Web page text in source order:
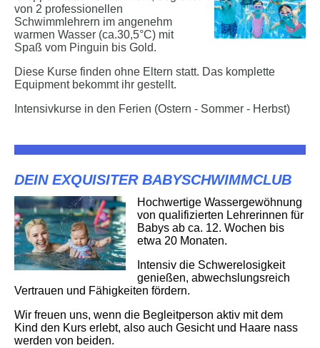
von 2 professionellen
Schwimmlehrern im angenehm
warmen Wasser (ca.30,5°C) mit
Spaß vom Pinguin bis Gold.
Diese Kurse finden ohne Eltern statt. Das komplette
Equipment bekommt ihr gestellt.
Intensivkurse in den Ferien (Ostern - Sommer - Herbst)
DEIN EXQUISITER BABYSCHWIMMCLUB
Hochwertige Wassergewöhnung
von qualifizierten Lehrerinnen für
Babys ab ca. 12. Wochen bis
etwa 20 Monaten.
Intensiv die Schwerelosigkeit
genießen, abwechslungsreich
Vertrauen und Fähigkeiten fördern.
Wir freuen uns, wenn die Begleitperson aktiv mit dem
Kind den Kurs erlebt, also auch Gesicht und Haare nass
werden von beiden.